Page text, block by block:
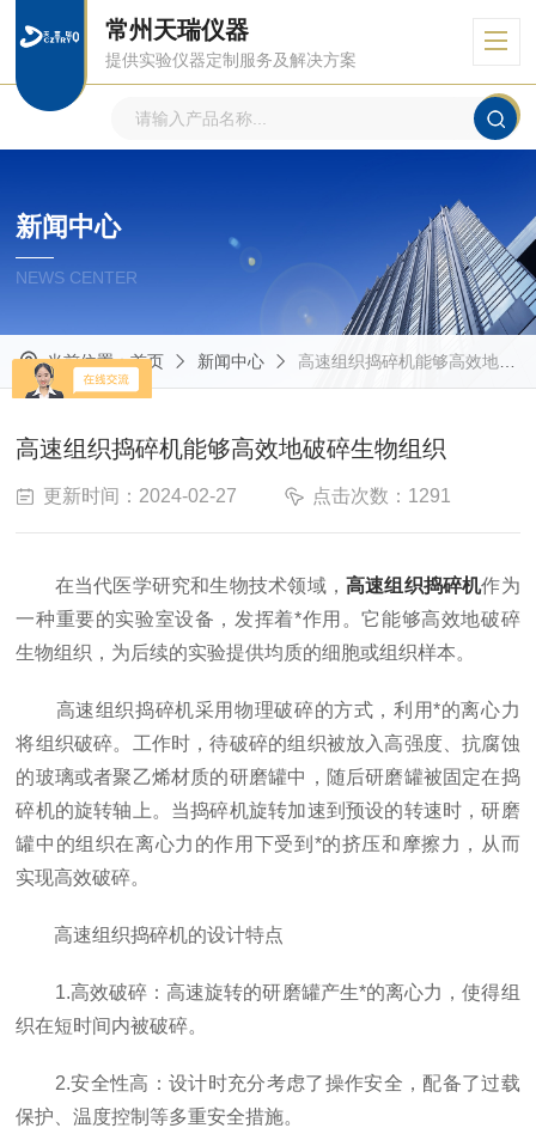
常州天瑞仪器
提供实验仪器定制服务及解决方案
新闻中心
NEWS CENTER
当前位置：首页 新闻中心 高速组织捣碎机能够高效地破碎生物组织
高速组织捣碎机能够高效地破碎生物组织
更新时间：2024-02-27 点击次数：1291
在当代医学研究和生物技术领域， 高速组织捣碎机作为
一种重要的实验室设备，发挥着*作用。它能够高效地破碎
生物组织，为后续的实验提供均质的细胞或组织样本。
高速组织捣碎机采用物理破碎的方式，利用*的离心力
将组织破碎。工作时，待破碎的组织被放入高强度、抗腐蚀
的玻璃或者聚乙烯材质的研磨罐中，随后研磨罐被固定在捣
碎机的旋转轴上。当捣碎机旋转加速到预设的转速时，研磨
罐中的组织在离心力的作用下受到*的挤压和摩擦力，从而
实现高效破碎。
高速组织捣碎机的设计特点
1.高效破碎：高速旋转的研磨罐产生*的离心力，使得组
织在短时间内被破碎。
2.安全性高：设计时充分考虑了操作安全，配备了过载
保护、温度控制等多重安全措施。